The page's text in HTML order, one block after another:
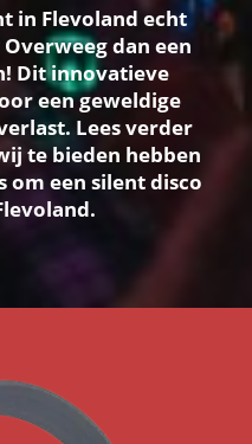
in Flevoland echt
dan een
Dit innovatieve
een geweldige
Lees verder
te bieden hebben
om een silent disco